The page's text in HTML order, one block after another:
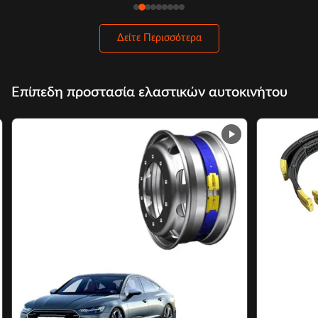
Δείτε Περισσότερα
Επίπεδη προστασία ελαστικών αυτοκινήτου